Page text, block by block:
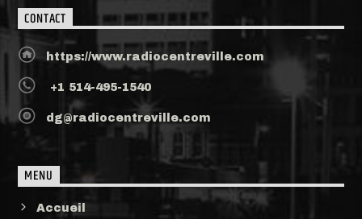
CONTACT
https://www.radiocentreville.com
+1 514-495-1540
dg@radiocentreville.com
MENU
Accueil